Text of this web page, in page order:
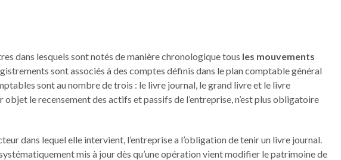
dans lesquels sont notés de manière chronologique tous les mouvements
sont associés à des comptes définis dans le plan comptable général
sont au nombre de trois : le livre journal, le grand livre et le livre
objet le recensement des actifs et passifs de l’entreprise, n’est plus obligatoire
dans lequel elle intervient, l’entreprise a l’obligation de tenir un livre journal.
mis à jour dès qu’une opération vient modifier le patrimoine de